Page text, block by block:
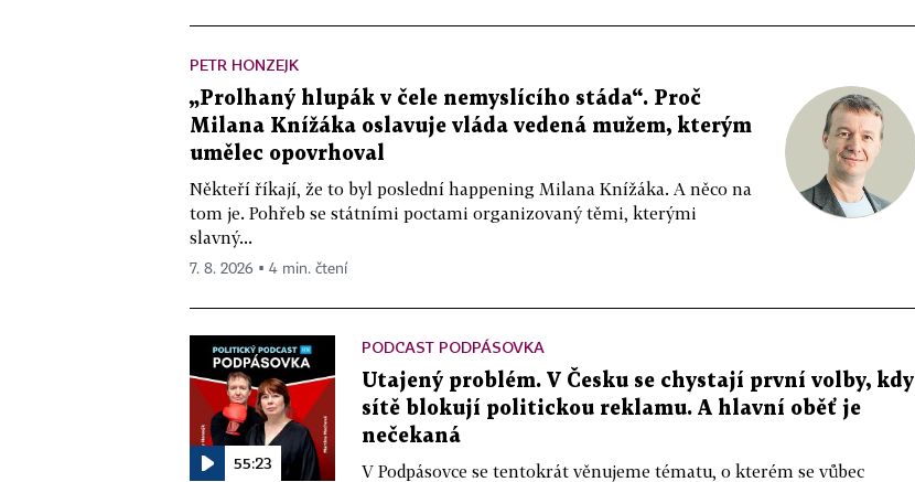
PETR HONZEJK
„Prolhaný hlupák v čele nemyslícího stáda“. Proč
Milana Knížáka oslavuje vláda vedená mužem, kterým
umělec opovrhoval
Někteří říkají, že to byl poslední happening Milana Knížáka. A něco na
tom je. Pohřeb se státními poctami organizovaný těmi, kterými
slavný...
7. 8. 2026 ▪ 4 min. čtení
55:23
PODCAST PODPÁSOVKA
Utajený problém. V Česku se chystají první volby, kdy
sítě blokují politickou reklamu. A hlavní oběť je
nečekaná
V Podpásovce se tentokrát věnujeme tématu, o kterém se vůbec